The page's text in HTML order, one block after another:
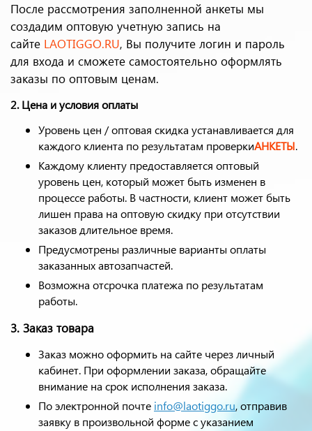
После рассмотрения заполненной анкеты мы
создадим оптовую учетную запись на
сайте LAOTIGGO.RU, Вы получите логин и пароль
для входа и сможете самостоятельно оформлять
заказы по оптовым ценам.
2. Цена и условия оплаты
Уровень цен / оптовая скидка устанавливается для
каждого клиента по результатам проверкиАНКЕТЫ.
Каждому клиенту предоставляется оптовый
уровень цен, который может быть изменен в
процессе работы. В частности, клиент может быть
лишен права на оптовую скидку при отсутствии
заказов длительное время.
Предусмотрены различные варианты оплаты
заказанных автозапчастей.
Возможна отсрочка платежа по результатам
работы.
3. Заказ товара
Заказ можно оформить на сайте через личный
кабинет. При оформлении заказа, обращайте
внимание на срок исполнения заказа.
По электронной почте info@laotiggo.ru, отправив
заявку в произвольной форме с указанием